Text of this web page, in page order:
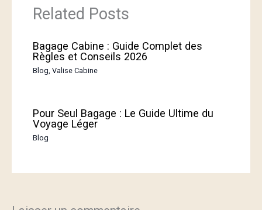
Related Posts
Bagage Cabine : Guide Complet des
Règles et Conseils 2026
Blog,Valise Cabine
Pour Seul Bagage : Le Guide Ultime du
Voyage Léger
Blog